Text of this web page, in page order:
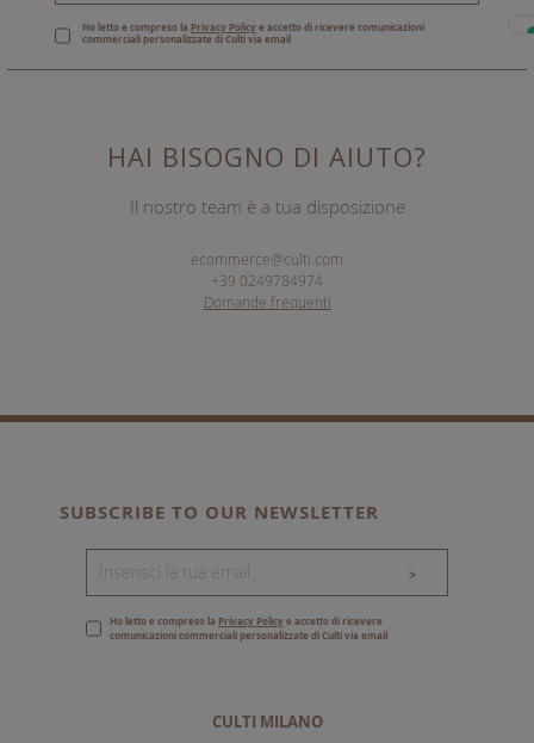
Ho letto e compreso la Privacy Policye accetto di ricevere comunicazioni
commerciali personalizzate di Culti via email
HAI BISOGNO DI AIUTO?
Il nostro team è a tua disposizione
ecommerce@culti.com
+39 0249784974
Domande frequenti
CULTI MILANO
SUBSCRIBE TO OUR NEWSLETTER
>
Ho letto e compreso la Privacy Policye accetto di ricevere
comunicazioni commerciali personalizzate di Culti via email